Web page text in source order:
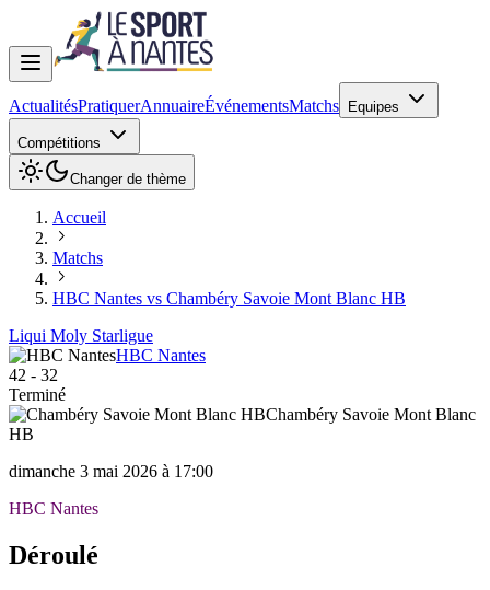
ActualitésPratiquerAnnuaireÉvénementsMatchs Equipes
Compétitions
Changer de thème
Accueil
Matchs
HBC Nantes vs Chambéry Savoie Mont Blanc HB
Liqui Moly Starligue
HBC Nantes
42 - 32
Terminé
Chambéry Savoie Mont Blanc
HB
dimanche 3 mai 2026 à 17:00
HBC Nantes
Déroulé